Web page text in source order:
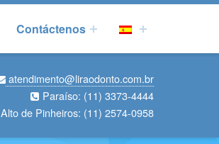
Contáctenos
atendimento@liraodonto.com.br
Paraíso: (11) 3373-4444
Alto de Pinheiros: (11) 2574-0958